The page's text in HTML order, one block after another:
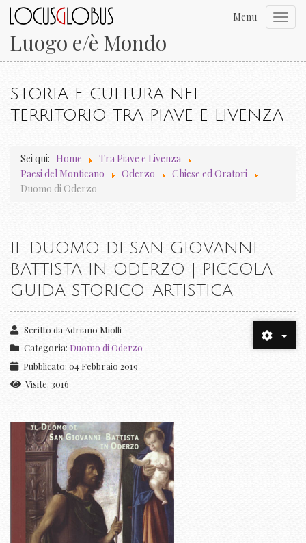
Luogo e/è Mondo
Menu
STORIA E CULTURA NEL
TERRITORIO TRA PIAVE E LIVENZA
Sei qui: Home
Tra Piave e Livenza
Paesi del Monticano
Oderzo
Chiese ed Oratori
Duomo di Oderzo
IL DUOMO DI SAN GIOVANNI
BATTISTA IN ODERZO | PICCOLA
GUIDA STORICO-ARTISTICA
Scritto da Adriano Miolli
Categoria: Duomo di Oderzo
Pubblicato: 04 Febbraio 2019
Visite: 3016